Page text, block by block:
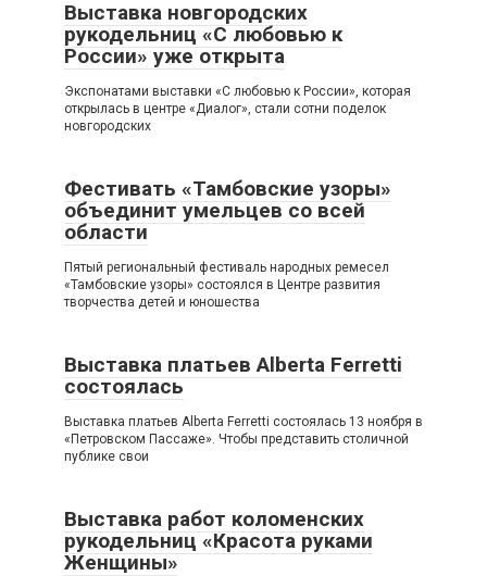
Выставка новгородских
рукодельниц «С любовью к
России» уже открыта
Экспонатами выставки «С любовью к России», которая
открылась в центре «Диалог», стали сотни поделок
новгородских
Фестивать «Тамбовские узоры»
объединит умельцев со всей
области
Пятый региональный фестиваль народных ремесел
«Тамбовские узоры» состоялся в Центре развития
творчества детей и юношества
Выставка платьев Alberta Ferretti
состоялась
Выставка платьев Alberta Ferretti состоялась 13 ноября в
«Петровском Пассаже». Чтобы представить столичной
публике свои
Выставка работ коломенских
рукодельниц «Красота руками
Женщины»